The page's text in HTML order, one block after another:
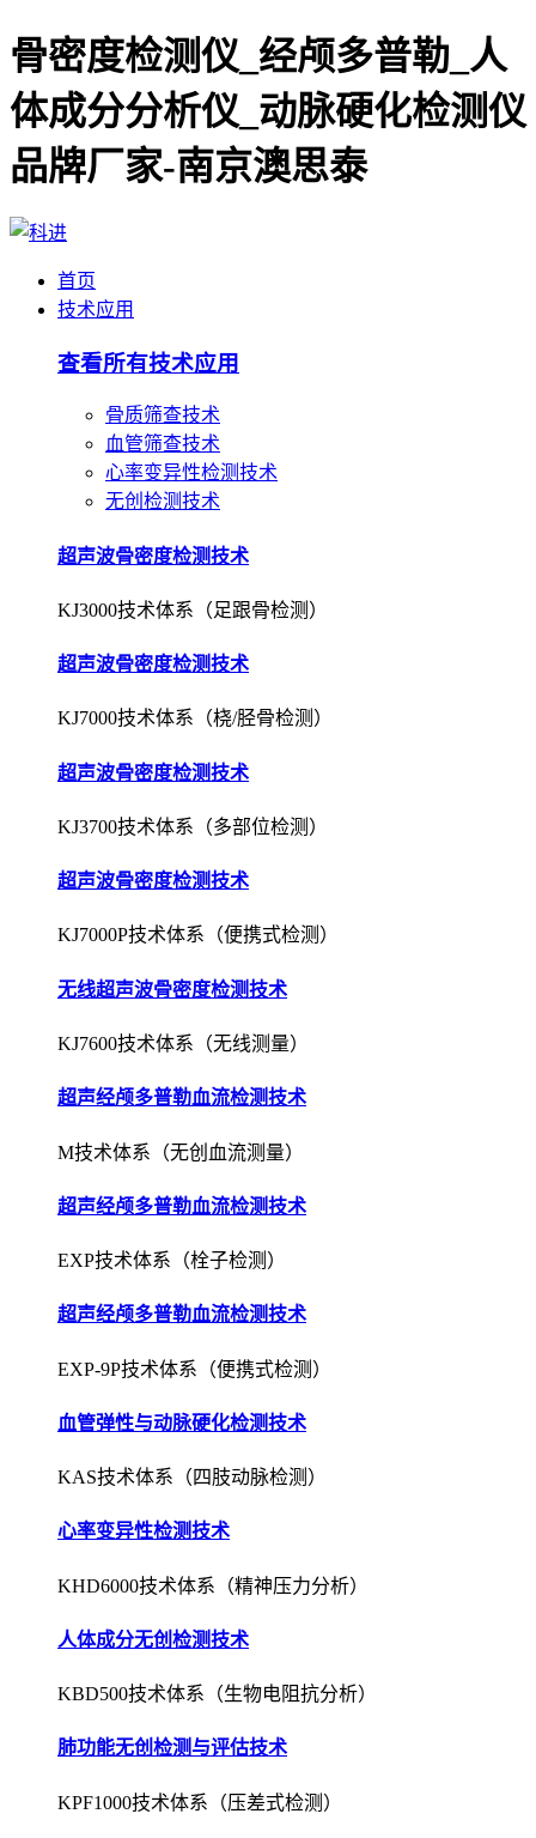
骨密度检测仪_经颅多普勒_人
体成分分析仪_动脉硬化检测仪
品牌厂家-南京澳思泰
首页
技术应用
查看所有技术应用
骨质筛查技术
血管筛查技术
心率变异性检测技术
无创检测技术
超声波骨密度检测技术
KJ3000技术体系（足跟骨检测）
超声波骨密度检测技术
KJ7000技术体系（桡/胫骨检测）
超声波骨密度检测技术
KJ3700技术体系（多部位检测）
超声波骨密度检测技术
KJ7000P技术体系（便携式检测）
无线超声波骨密度检测技术
KJ7600技术体系（无线测量）
超声经颅多普勒血流检测技术
M技术体系（无创血流测量）
超声经颅多普勒血流检测技术
EXP技术体系（栓子检测）
超声经颅多普勒血流检测技术
EXP-9P技术体系（便携式检测）
血管弹性与动脉硬化检测技术
KAS技术体系（四肢动脉检测）
心率变异性检测技术
KHD6000技术体系（精神压力分析）
人体成分无创检测技术
KBD500技术体系（生物电阻抗分析）
肺功能无创检测与评估技术
KPF1000技术体系（压差式检测）